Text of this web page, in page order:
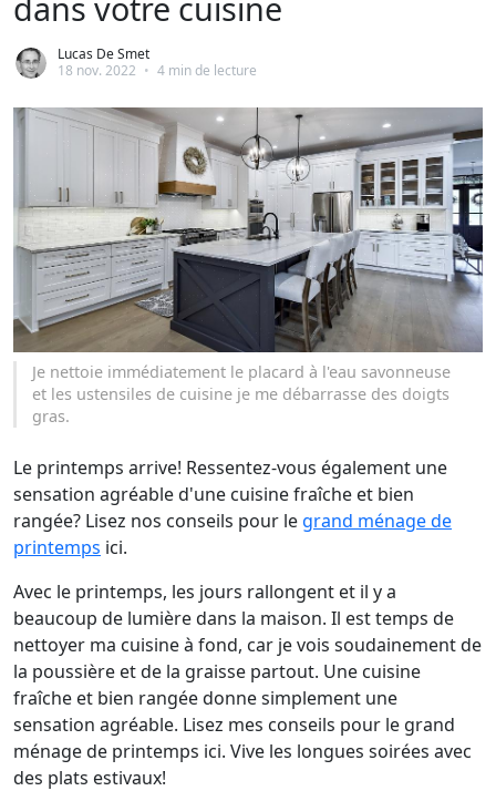
Lucas De Smet
18 nov. 2022 • 4 min de lecture
Je nettoie immédiatement le placard à l'eau savonneuse
et les ustensiles de cuisine je me débarrasse des doigts
gras.
Le printemps arrive! Ressentez-vous également une
sensation agréable d'une cuisine fraîche et bien
rangée? Lisez nos conseils pour le grand ménage de
printemps ici.
Avec le printemps, les jours rallongent et il y a
beaucoup de lumière dans la maison. Il est temps de
nettoyer ma cuisine à fond, car je vois soudainement de
la poussière et de la graisse partout. Une cuisine
fraîche et bien rangée donne simplement une
sensation agréable. Lisez mes conseils pour le grand
ménage de printemps ici. Vive les longues soirées avec
des plats estivaux!